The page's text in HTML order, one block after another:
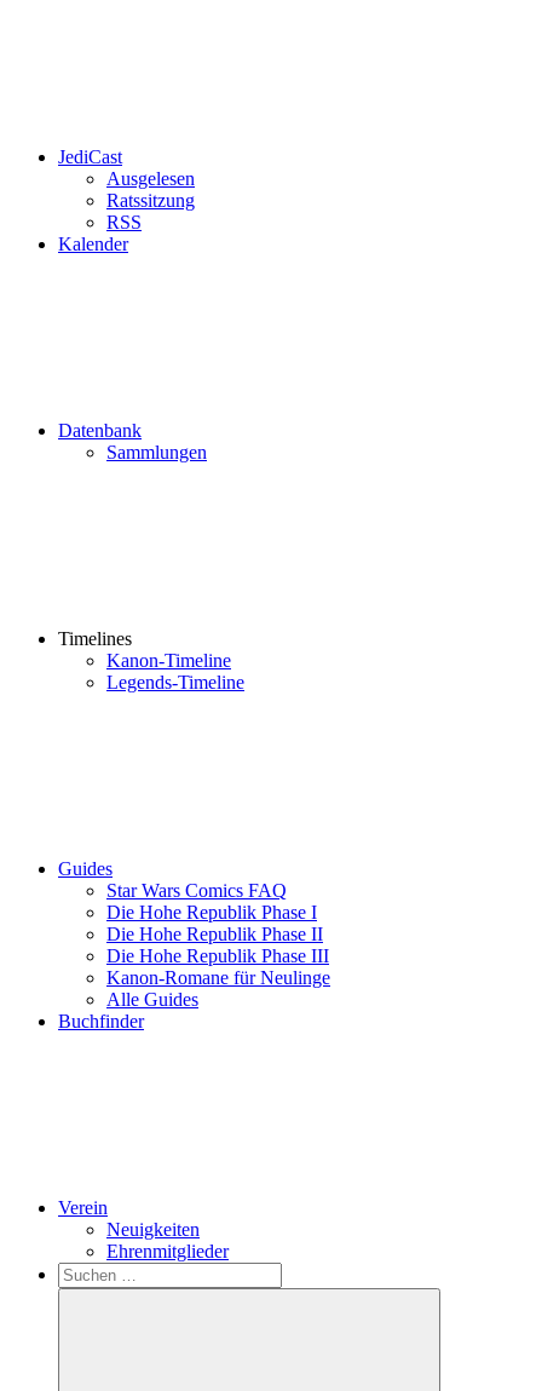
JediCast
Ausgelesen
Ratssitzung
RSS
Kalender
Datenbank
Sammlungen
Timelines
Kanon-Timeline
Legends-Timeline
Guides
Star Wars Comics FAQ
Die Hohe Republik Phase I
Die Hohe Republik Phase II
Die Hohe Republik Phase III
Kanon-Romane für Neulinge
Alle Guides
Buchfinder
Verein
Neuigkeiten
Ehrenmitglieder
Search
Suchen
nach: